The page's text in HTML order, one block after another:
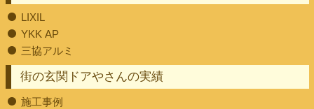
街の玄関ドアやさんの実績
施工事例
LIXIL
YKK AP
三協アルミ